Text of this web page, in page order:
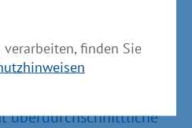
finden Sie
Prozent pro Jahr seit
Wert) verzeichnete
überdurchschnittliche